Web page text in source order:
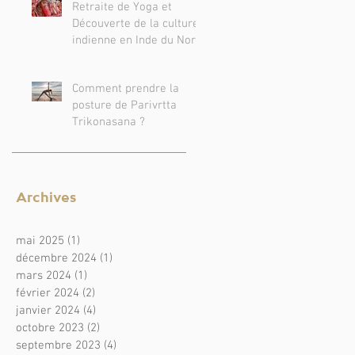
nos limites ou s'en libérer ?! Les 5
Retraite de Yoga et
Découverte de la culture
indienne en Inde du Nord
Comment prendre la
posture de Parivrtta
Trikonasana ?
Archives
mai 2025 (1)
décembre 2024 (1)
mars 2024 (1)
février 2024 (2)
janvier 2024 (4)
octobre 2023 (2)
septembre 2023 (4)